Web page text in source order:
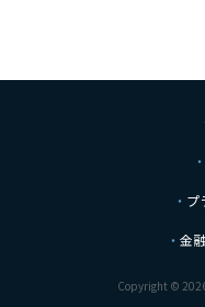
プ
金
Copyright ©